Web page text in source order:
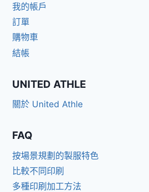
我的帳戶
訂單
購物車
結帳
UNITED ATHLE
關於 United Athle
FAQ
按場景規劃的製服特色
比較不同印刷
多種印刷加工方法